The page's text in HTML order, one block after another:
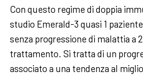
Con questo regime di doppia
studio Emerald-3 quasi 1
senza progressione di malattia a
trattamento. Si tratta di un
associato a una tendenza al